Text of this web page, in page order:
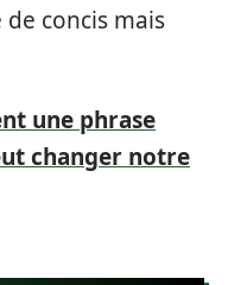
concis mais
une phrase
changer notre